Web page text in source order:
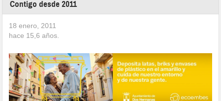
Contigo desde 2011
18 enero, 2011
hace 15,6 años.